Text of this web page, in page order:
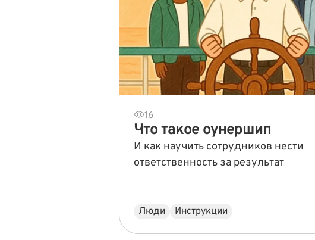
16
Что такое оунершип
И как научить сотрудников нести
ответственность за результат
Люди Инструкции